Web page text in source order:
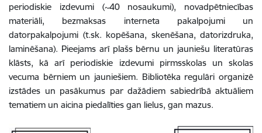
periodiskie izdevumi (~40 nosaukumi), novadpētniecības
materiāli, bezmaksas interneta pakalpojumi un
datorpakalpojumi (t.sk. kopēšana, skenēšana, datorizdruka,
laminēšana). Pieejams arī plašs bērnu un jauniešu literatūras
klāsts, kā arī periodiskie izdevumi pirmsskolas un skolas
vecuma bērniem un jauniešiem. Bibliotēka regulāri organizē
izstādes un pasākumus par dažādiem sabiedrībā aktuāliem
tematiem un aicina piedalīties gan lielus, gan mazus.